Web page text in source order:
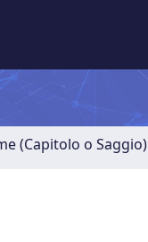
(Capitolo o Saggio)